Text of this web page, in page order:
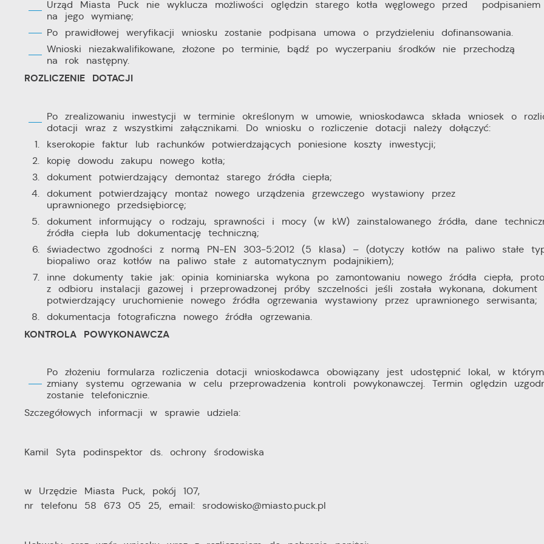
Urząd Miasta Puck nie wyklucza możliwości oględzin starego kotła węglowego przed podpisaniem
na jego wymianę;
Po prawidłowej weryfikacji wniosku zostanie podpisana umowa o przydzieleniu dofinansowania.
Wnioski niezakwalifikowane, złożone po terminie, bądź po wyczerpaniu środków nie przechodzą
na rok następny.
ROZLICZENIE DOTACJI
Po zrealizowaniu inwestycji w terminie określonym w umowie, wnioskodawca składa wniosek o
dotacji wraz z wszystkimi załącznikami. Do wniosku o rozliczenie dotacji należy dołączyć:
kserokopie faktur lub rachunków potwierdzających poniesione koszty inwestycji;
kopię dowodu zakupu nowego kotła;
dokument potwierdzający demontaż starego źródła ciepła;
dokument potwierdzający montaż nowego urządzenia grzewczego wystawiony przez
uprawnionego przedsiębiorcę;
dokument informujący o rodzaju, sprawności i mocy (w kW) zainstalowanego źródła, dane
źródła ciepła lub dokumentację techniczną;
świadectwo zgodności z normą PN-EN 303-5:2012 (5 klasa) – (dotyczy kotłów na paliwo stałe
biopaliwo oraz kotłów na paliwo stałe z automatycznym podajnikiem);
inne dokumenty takie jak: opinia kominiarska wykona po zamontowaniu nowego źródła ciepła,
z odbioru instalacji gazowej i przeprowadzonej próby szczelności jeśli została wykonana, dokument
potwierdzający uruchomienie nowego źródła ogrzewania wystawiony przez uprawnionego serwisanta;
dokumentacja fotograficzna nowego źródła ogrzewania.
KONTROLA POWYKONAWCZA
Po złożeniu formularza rozliczenia dotacji wnioskodawca obowiązany jest udostępnić lokal, w
zmiany systemu ogrzewania w celu przeprowadzenia kontroli powykonawczej. Termin oględzin
zostanie telefonicznie.
Szczegółowych informacji w sprawie udziela:
Kamil Syta podinspektor ds. ochrony środowiska
w Urzędzie Miasta Puck, pokój 107,
nr telefonu 58 673 05 25, email: srodowisko@miasto.puck.pl
Zgromadzone informacje są przetwarzane w formie zanonimizowanej.
zgody na analityczne pliki cookies gwarantuje dostępność wszystkich
Reklamowe
aktualności na stronach naszych partnerów.
Promocyjne pliki cookies służą do prezentowania Ci naszych komunikatów
mediów społecznościowych.